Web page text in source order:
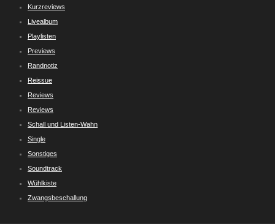
Kurzreviews
Livealbum
Playlisten
Previews
Randnotiz
Reissue
Reviews
Reviews
Schall und Listen-Wahn
Single
Sonstiges
Soundtrack
Wühlkiste
Zwangsbeschallung